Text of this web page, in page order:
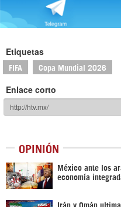
Etiquetas
FIFA Copa Mundial 2026
Enlace corto
OPINIÓN
México ante los
economía
Irán y Omán